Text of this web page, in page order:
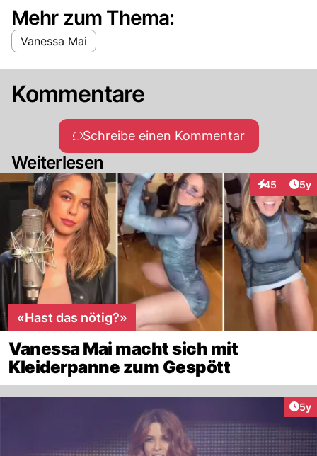
Mehr zum Thema:
Vanessa Mai
Kommentare
Schreibe einen Kommentar
Weiterlesen
45
Interaktionen
5y
«Hast das nötig?»
Vanessa Mai macht sich mit
Kleiderpanne zum Gespött
5y